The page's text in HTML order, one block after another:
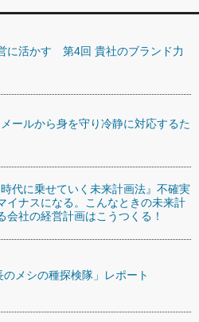
に活かす 第4回 貴社のブランド力
ールから身を守り冷静に対応するた
代に乗せていく未来計画法』不確実
イナスになる。こんなときの未来計
会社の経営計画はこうつくる！
メシの種探検隊」レポート